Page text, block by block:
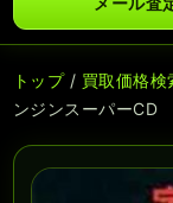
トップ/ 買取価格検
ンジンスーパーCD